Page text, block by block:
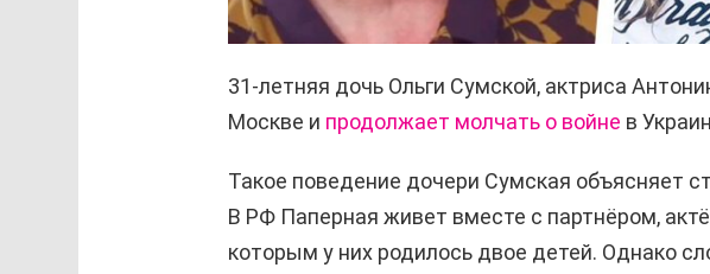
31-летняя дочь Ольги Сумской, актриса
Москве и продолжает молчать о войне в
Такое поведение дочери Сумская объясняет
В РФ Паперная живет вместе с партнёром,
которым у них родилось двое детей. Однако